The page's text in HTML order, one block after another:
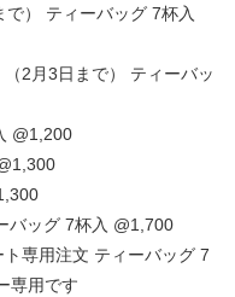
） ティーバッグ 7杯入
2月3日まで） ティーバッ
@1,200
バッグ 7杯入 @1,700
専用注文 ティーバッグ 7
用です